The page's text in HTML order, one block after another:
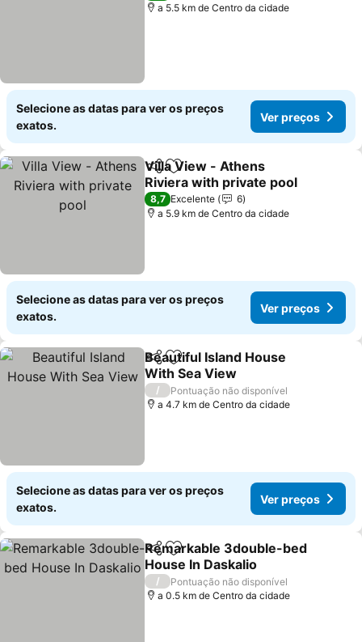
a 5.5 km de Centro da cidade
Selecione as datas para ver os preços
exatos.
Ver preços
PartilharAdicionar aos favoritos
Villa View - Athens
Riviera with private pool
Ver preços
8,7 Excelente
6
a 5.9 km de Centro da cidade
Selecione as datas para ver os preços
exatos.
Ver preços
PartilharAdicionar aos favoritos
Beautiful Island House
With Sea View
Ver preços
/
Pontuação não disponível
a 4.7 km de Centro da cidade
Selecione as datas para ver os preços
exatos.
Ver preços
PartilharAdicionar aos favoritos
Remarkable 3double-bed
House In Daskalio
Ver preços
/
Pontuação não disponível
a 0.5 km de Centro da cidade